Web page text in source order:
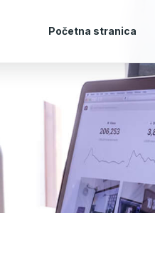
Početna stranica